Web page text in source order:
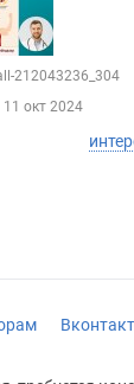
212043236_304
11 окт 2024